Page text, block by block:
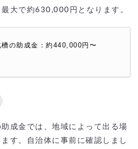
大で約630,000円となります。
槽の助成金：約440,000円〜
成金では、地域によって出る場
す。自治体に事前に確認しまし